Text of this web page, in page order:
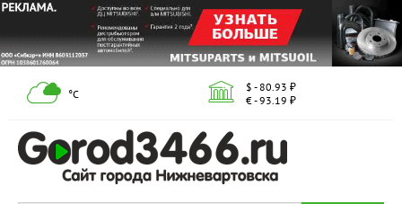
°С
$ - 80.93 ₽
€ - 93.19 ₽